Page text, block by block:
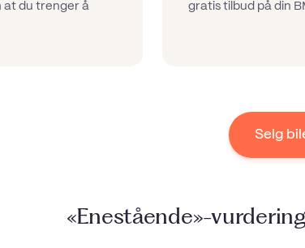
at du trenger å
gratis tilbud på din
Selg
«Enestående»-